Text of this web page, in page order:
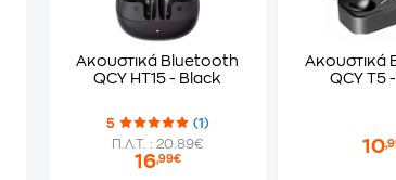
Ακουστικά Bluetooth
QCY HT15 - Black
5
(1)
Π.Λ.Τ. : 20.89€
16,99€
Ακουστικά
QCY T5
10